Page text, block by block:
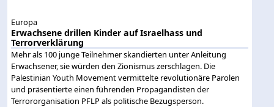
Europa
Erwachsene drillen Kinder auf Israelhass und
Terrorverklärung
Mehr als 100 junge Teilnehmer skandierten unter Anleitung
Erwachsener, sie würden den Zionismus zerschlagen. Die
Palestinian Youth Movement vermittelte revolutionäre Parolen
und präsentierte einen führenden Propagandisten der
Terrororganisation PFLP als politische Bezugsperson.